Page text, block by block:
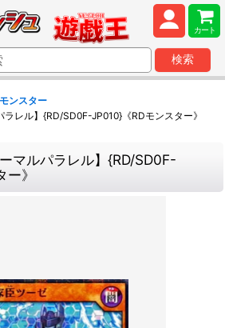
カート
検索
モンスター
レル】{RD/SD0F-JP010}《RDモンスター》
マルパラレル】{RD/SD0F-
》